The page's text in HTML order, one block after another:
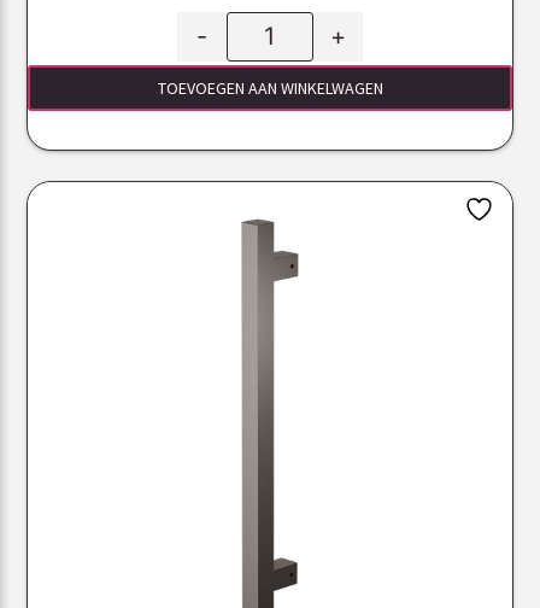
- +
TOEVOEGEN AAN WINKELWAGEN